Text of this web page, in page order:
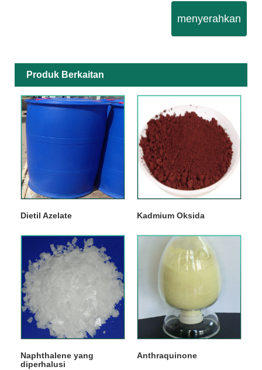
menyerahkan
Produk Berkaitan
Dietil Azelate Kadmium Oksida
Naphthalene yang
diperhalusi
Anthraquinone